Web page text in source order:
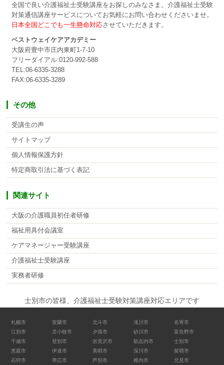
全国で良い介護福祉士受験講座をお探しのみなさま。介護福祉士受験
対策通信講座サービスについてお気軽にお問い合わせくださいませ。
日本全国どこでも一生懸命対応させていただきます。
ベストウェイケアアカデミー
大阪府豊中市庄内東町1-7-10
フリーダイアル:0120-992-588
TEL:06-6335-3288
FAX:06-6335-3289
その他
受講生の声
サイトマップ
個人情報保護方針
特定商取引法に基づく表記
関連サイト
大阪の介護職員初任者研修
福祉用具付会議室
ケアマネージャー受験講座
介護福祉士受験講座
実務者研修
士別市の皆様、介護福祉士受験対策講座対応エリアです
札幌市
江別市
千歳市
恵庭市
石狩市
室蘭市
苫小牧市
登別市
伊達市
帯広市
北斗市
夕張市
岩見沢市
美唄市
芦別市
滝川市
砂川市
歌志内市
深川市
稚内市
名寄市
富良野市
士別市
留萌市
北見市